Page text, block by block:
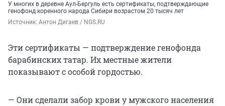
У многих в деревне Аул-Бергуль есть сертификаты, подтверждающие
генофонд коренного народа Сибири возрастом 20 тысяч лет
Источник: Антон Дигаев / NGS.RU
Эти сертификаты — подтверждение генофонда
барабинских татар. Их местные жители
показывают с особой гордостью.
— Они сделали забор крови у мужского населения